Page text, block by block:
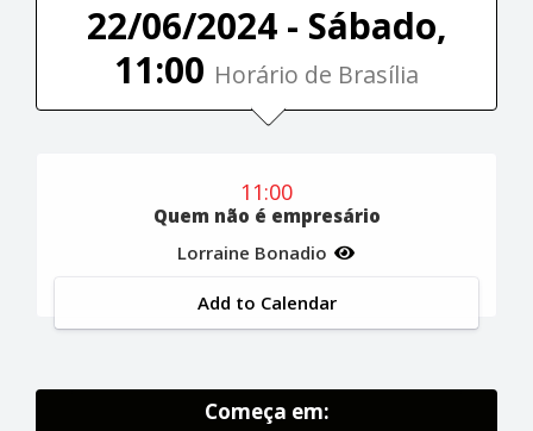
22/06/2024 - Sábado,
11:00 Horário de Brasília
11:00
Quem não é empresário
Lorraine Bonadio
Add to Calendar
Começa em: